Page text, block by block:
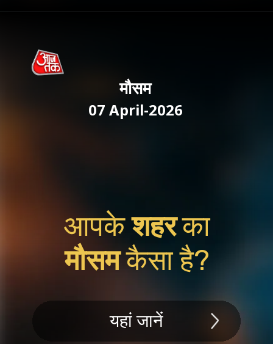
मौसम
आपकेशहरका
मौसमकैसा है?
यहां जानें
07 April-2026